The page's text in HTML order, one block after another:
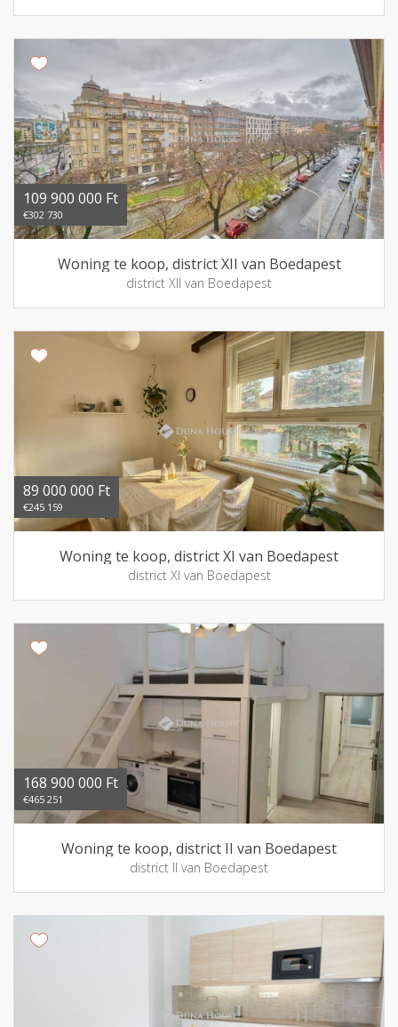
109 900 000 Ft
€302 730
Woning te koop, district XII van Boedapest
district XII van Boedapest
89 000 000 Ft
€245 159
Woning te koop, district XI van Boedapest
district XI van Boedapest
168 900 000 Ft
€465 251
Woning te koop, district II van Boedapest
district II van Boedapest